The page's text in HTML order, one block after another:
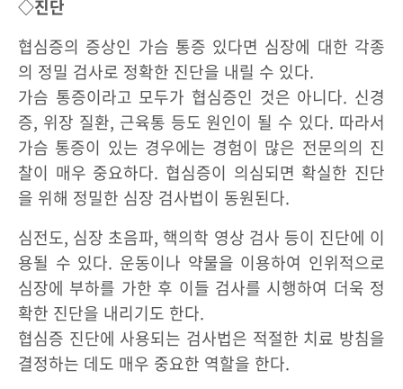
◇진단
협심증의 증상인 가슴 통증 있다면 심장에 대한 각종
의 정밀 검사로 정확한 진단을 내릴 수 있다.
가슴 통증이라고 모두가 협심증인 것은 아니다. 신경
증, 위장 질환, 근육통 등도 원인이 될 수 있다. 따라서
가슴 통증이 있는 경우에는 경험이 많은 전문의의 진
찰이 매우 중요하다. 협심증이 의심되면 확실한 진단
을 위해 정밀한 심장 검사법이 동원된다.
심전도, 심장 초음파, 핵의학 영상 검사 등이 진단에 이
용될 수 있다. 운동이나 약물을 이용하여 인위적으로
심장에 부하를 가한 후 이들 검사를 시행하여 더욱 정
확한 진단을 내리기도 한다.
협심증 진단에 사용되는 검사법은 적절한 치료 방침을
결정하는 데도 매우 중요한 역할을 한다.